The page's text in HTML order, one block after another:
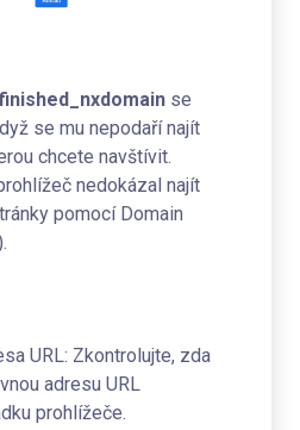
se
se mu nepodaří najít
chcete navštívit.
nedokázal najít
pomocí Domain
URL: Zkontrolujte, zda
adresu URL
prohlížeče.